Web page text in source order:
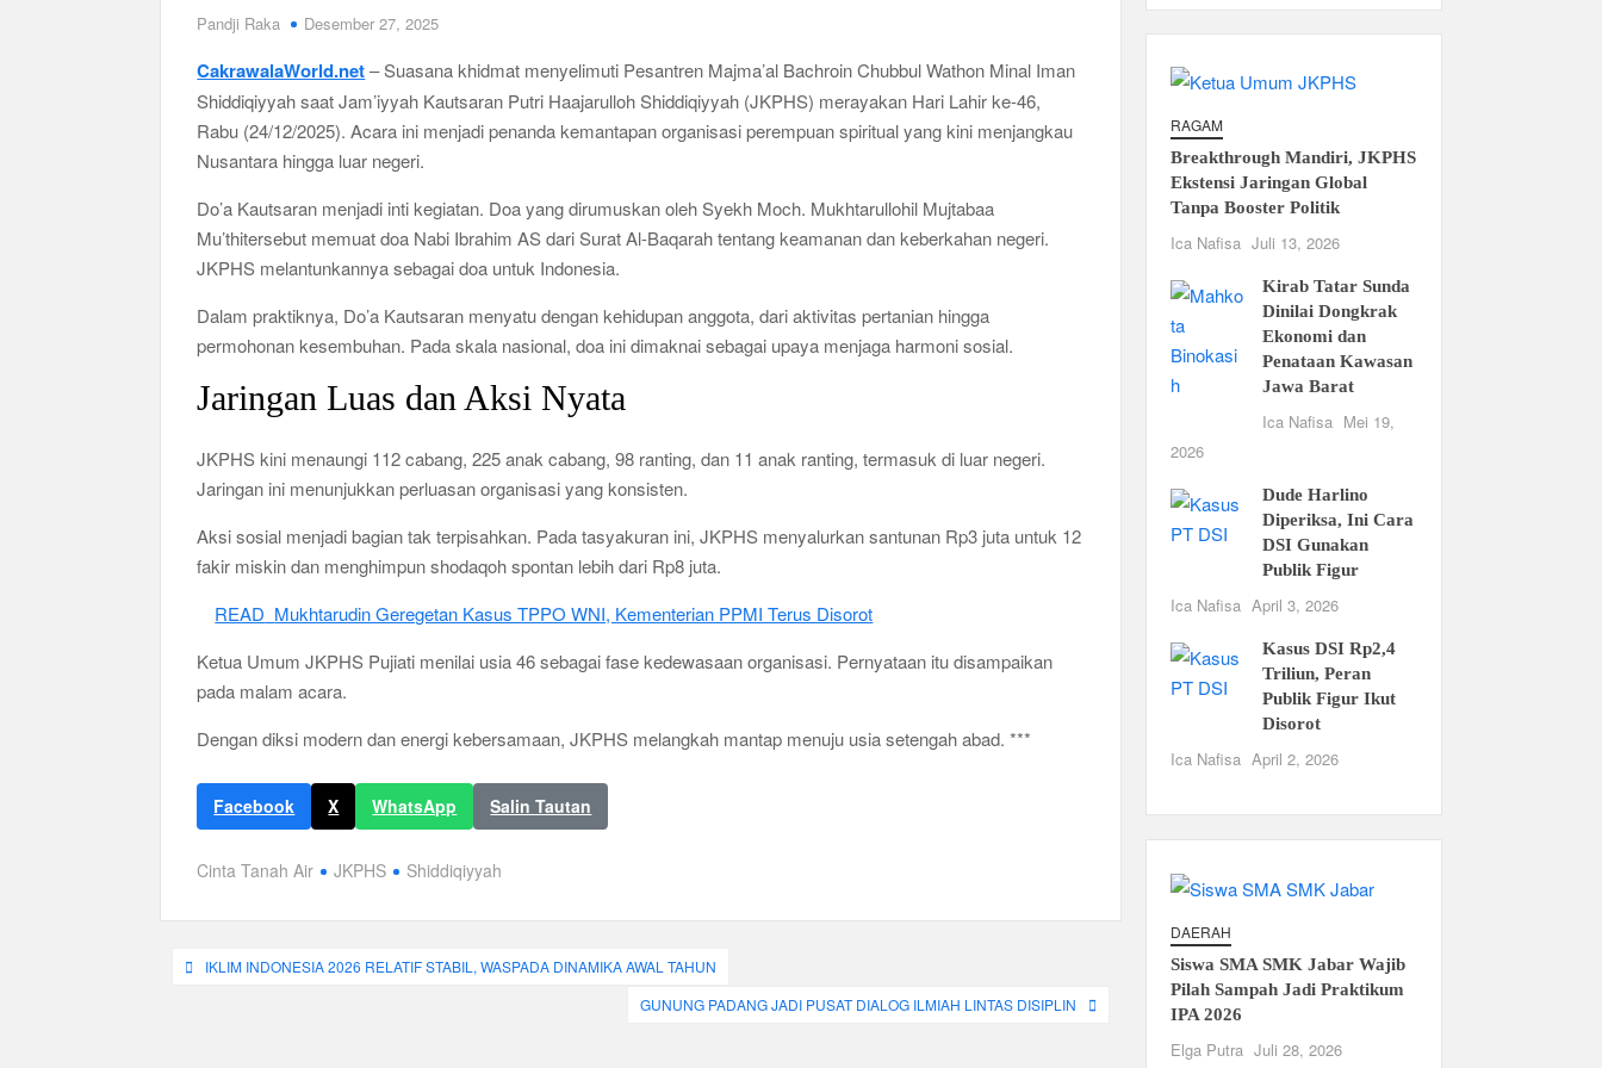
Koperasi Desa Merah Putih Capai 83.382 Badan Hukum, Pemerintah Percepat 35.857 Titik Operasional
Harga Tiket Kanye West Jakarta 2026 Mulai Rp1,875 Juta, Ini Detail Kategori
Australia Dukung Transformasi Layanan Kesehatan Primer Indonesia Lewat Riset
Pandji Raka Desember 27, 2025
CakrawalaWorld.net– Suasana khidmat menyelimuti Pesantren Majma’al Bachroin Chubbul Wathon Minal Iman
Shiddiqiyyah saat Jam’iyyah Kautsaran Putri Haajarulloh Shiddiqiyyah (JKPHS) merayakan Hari Lahir ke-46,
Rabu (24/12/2025). Acara ini menjadi penanda kemantapan organisasi perempuan spiritual yang kini menjangkau
Nusantara hingga luar negeri.
Do’a Kautsaran menjadi inti kegiatan. Doa yang dirumuskan oleh Syekh Moch. Mukhtarullohil Mujtabaa
Mu’thitersebut memuat doa Nabi Ibrahim AS dari Surat Al-Baqarah tentang keamanan dan keberkahan negeri.
JKPHS melantunkannya sebagai doa untuk Indonesia.
Dalam praktiknya, Do’a Kautsaran menyatu dengan kehidupan anggota, dari aktivitas pertanian hingga
permohonan kesembuhan. Pada skala nasional, doa ini dimaknai sebagai upaya menjaga harmoni sosial.
Jaringan Luas dan Aksi Nyata
JKPHS kini menaungi 112 cabang, 225 anak cabang, 98 ranting, dan 11 anak ranting, termasuk di luar negeri.
Jaringan ini menunjukkan perluasan organisasi yang konsisten.
Aksi sosial menjadi bagian tak terpisahkan. Pada tasyakuran ini, JKPHS menyalurkan santunan Rp3 juta untuk 12
fakir miskin dan menghimpun shodaqoh spontan lebih dari Rp8 juta.
READ Mukhtarudin Geregetan Kasus TPPO WNI, Kementerian PPMI Terus Disorot
Ketua Umum JKPHS Pujiati menilai usia 46 sebagai fase kedewasaan organisasi. Pernyataan itu disampaikan
pada malam acara.
Dengan diksi modern dan energi kebersamaan, JKPHS melangkah mantap menuju usia setengah abad. ***
Facebook X WhatsApp Salin Tautan
Cinta Tanah Air JKPHS Shiddiqiyyah
Navigasi
IKLIM INDONESIA 2026 RELATIF STABIL, WASPADA DINAMIKA AWAL TAHUN
GUNUNG PADANG JADI PUSAT DIALOG ILMIAH LINTAS DISIPLIN
RAGAM
Breakthrough Mandiri, JKPHS
Ekstensi Jaringan Global
Tanpa Booster Politik
Ica Nafisa Juli 13, 2026
Kirab Tatar Sunda
Dinilai Dongkrak
Ekonomi dan
Penataan Kawasan
Jawa Barat
Ica Nafisa Mei 19,
2026
Dude Harlino
Diperiksa, Ini Cara
DSI Gunakan
Publik Figur
Ica Nafisa April 3, 2026
Kasus DSI Rp2,4
Triliun, Peran
Publik Figur Ikut
Disorot
Ica Nafisa April 2, 2026
DAERAH
Siswa SMA SMK Jabar Wajib
Pilah Sampah Jadi Praktikum
IPA 2026
Elga Putra Juli 28, 2026